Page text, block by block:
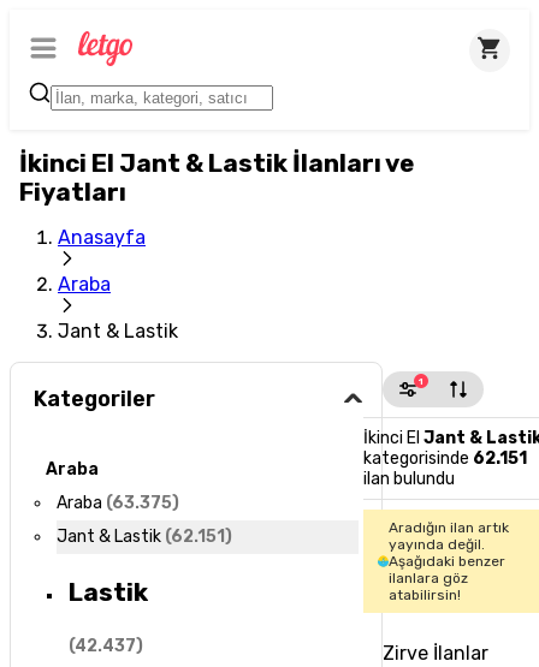
İkinci El Jant & Lastik İlanları ve
Fiyatları
Anasayfa
Araba
Jant & Lastik
Kategoriler
Araba
Araba (63.375)
Jant & Lastik (62.151)
Lastik
(42.437)
1
İkinci ElJant &
kategorisinde 62.151
ilan bulundu
Aradığın ilan artık
yayında değil.
Aşağıdaki benzer
ilanlara göz
atabilirsin!
Zirve İlanlar